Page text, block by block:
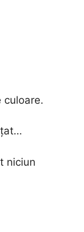
culoare.
niciun